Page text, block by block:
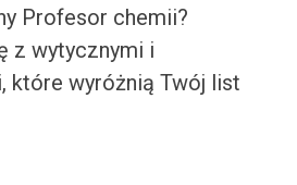
Profesor chemii?
z wytycznymi i
które wyróżnią Twój list